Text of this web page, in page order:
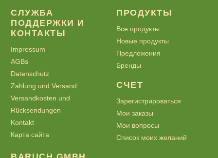
СЛУЖБА
ПОДДЕРЖКИ И
КОНТАКТЫ
Impressum
AGBs
Datenschutz
Zahlung und Versand
Versandkosten und
Rücksendungen
Kontakt
Карта сайта
ПРОДУКТЫ
Все продукты
Новые продукты
Предложения
Бренды
СЧЕТ
Зарегистрироваться
Мои заказы
Мои вопросы
Список моих желаний